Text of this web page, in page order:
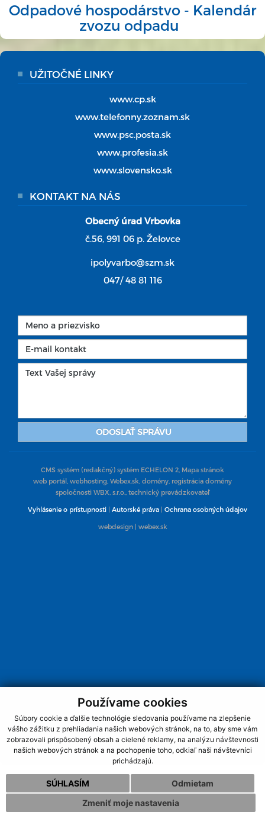
Používame cookies
Súbory cookie a ďalšie technológie sledovania používame na zlepšenie
vášho zážitku z prehliadania našich webových stránok, na to, aby sme vám
zobrazovali prispôsobený obsah a cielené reklamy, na analýzu návštevnosti
našich webových stránok a na pochopenie toho, odkiaľ naši návštevníci
prichádzajú.
SÚHLASÍM
Odmietam
Zmeniť moje nastavenia
Odpadové hospodárstvo - Kalendár
zvozu odpadu
UŽITOČNÉ LINKY
www.cp.sk
www.telefonny.zoznam.sk
www.psc.posta.sk
www.profesia.sk
www.slovensko.sk
KONTAKT NA NÁS
Obecný úrad Vrbovka
č.56, 991 06 p. Želovce
ipolyvarbo@szm.sk
047/ 48 81 116
ODOSLAŤ SPRÁVU
CMS systém (redakčný) systém ECHELON 2, Mapa stránok
web portál, webhosting, Webex.sk , domény, registrácia domény
spoločnosti WBX, s.r.o., technický prevádzkovateľ
Vyhlásenie o prístupnosti | Autorské práva | Ochrana osobných údajov
webdesign| webex.sk